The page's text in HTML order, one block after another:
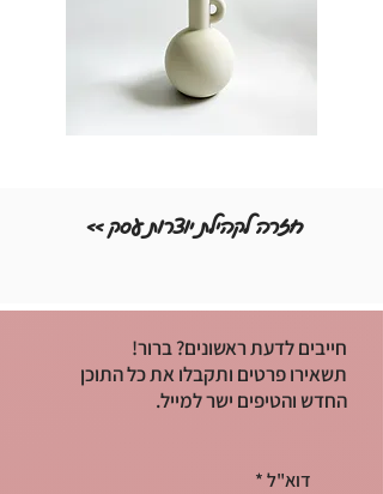
<< חזרה לקהילת יוצרות עסק
חייבים לדעת ראשונים? ברור!
תשאירו פרטים ותקבלו את כל התוכן
החדש והטיפים ישר למייל.
דוא"ל